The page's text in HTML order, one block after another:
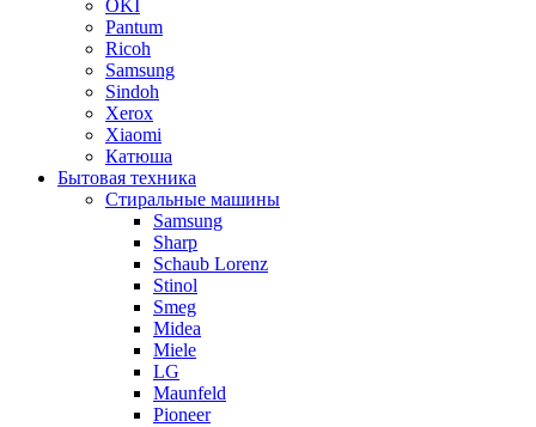
OKI
Pantum
Ricoh
Samsung
Sindoh
Xerox
Xiaomi
Катюша
Бытовая техника
Стиральные машины
Samsung
Sharp
Schaub Lorenz
Stinol
Smeg
Midea
Miele
LG
Maunfeld
Pioneer